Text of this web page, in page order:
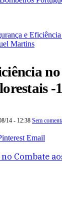
e
Martins
-
14 - 12:38 Sem
Email
Combate